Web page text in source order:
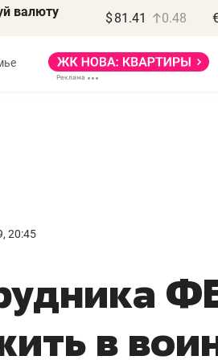
валюту $ 81.41 0.48
20:45
в
правил, бизнес может
потерять минимум